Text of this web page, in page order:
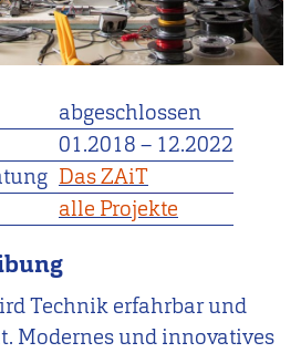
abgeschlossen
01.2018 – 12.2022
Das ZAiT
alle Projekte
Technik erfahrbar und
Modernes und innovatives